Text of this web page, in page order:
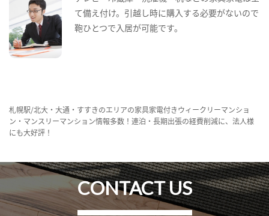
て備え付け。引越し時に購入する必要がないので
鞄ひとつで入居が可能です。
札幌駅/北大・大通・すすきのエリアの家具家電付きウィークリーマンショ
ン・マンスリーマンション情報多数！連泊・長期出張の経費削減に、法人様
にも大好評！
CONTACT US